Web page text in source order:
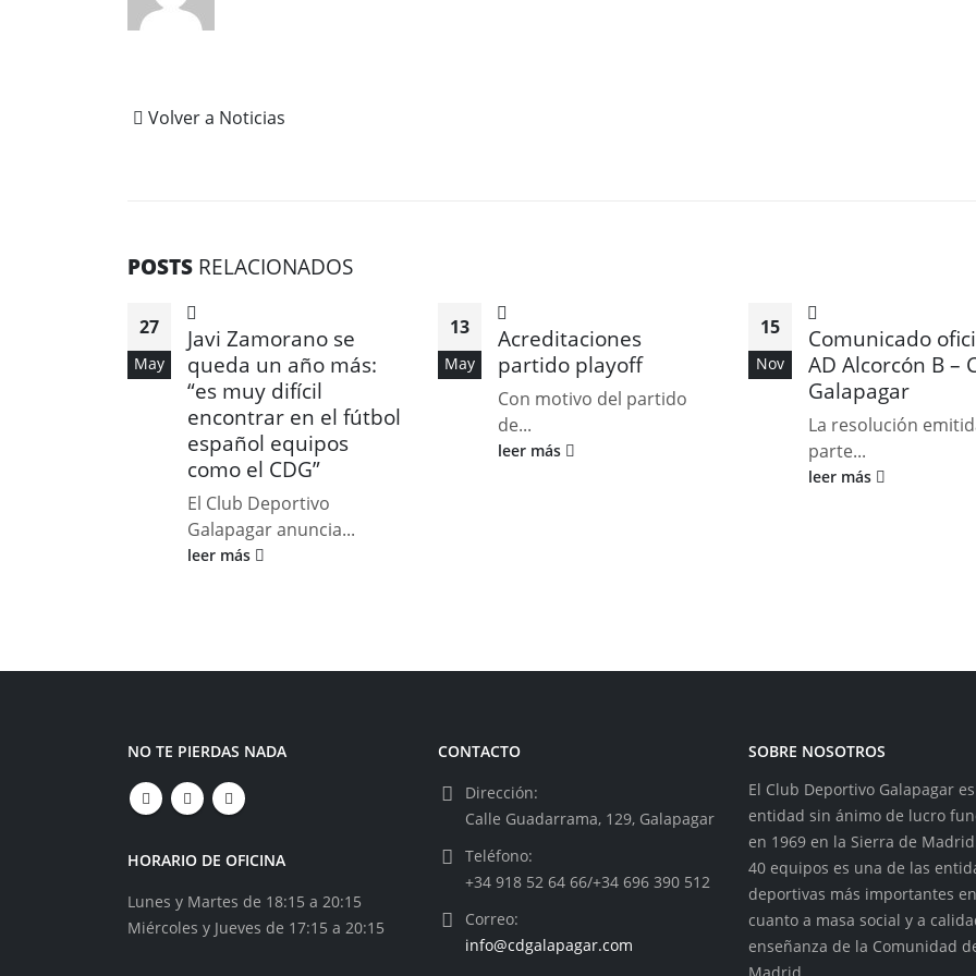
Volver a Noticias
POSTS RELACIONADOS
27
May
Javi Zamorano se
queda un año más:
“es muy difícil
encontrar en el fútbol
español equipos
como el CDG”
El Club Deportivo
Galapagar anuncia...
leer más
13
May
Acreditaciones
partido playoff
Con motivo del partido
de...
leer más
15
Nov
Comunicado
AD Alcorcón B –
Galapagar
La resolución
parte...
leer más
NO TE PIERDAS NADA
HORARIO DE OFICINA
Lunes y Martes de 18:15 a 20:15
Miércoles y Jueves de 17:15 a 20:15
CONTACTO
Dirección:
Calle Guadarrama, 129, Galapagar
Teléfono:
+34 918 52 64 66/+34 696 390 512
Correo:
info@cdgalapagar.com
SOBRE NOSOTROS
El Club Deportivo Galapagar
entidad sin ánimo de lucro
en 1969 en la Sierra de
40 equipos es una de las
deportivas más importantes en
cuanto a masa social y a
enseñanza de la Comunidad
Madrid.